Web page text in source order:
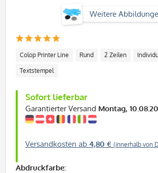
Weitere
Colop Printer Line Rund 2 Zeilen
Textstempel
Sofort lieferbar
Garantierter Versand Montag,
Versandkosten ab 4,80 € (innerhalb von
Abdruckfarbe: